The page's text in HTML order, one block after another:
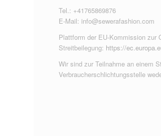
Tel.: +41765869876
E-Mail: info@sewerafashion.com
Plattform der EU-Kommission zur
Streitbeilegung: https://
Wir sind zur Teilnahme an einem
Verbraucherschlichtungsstelle